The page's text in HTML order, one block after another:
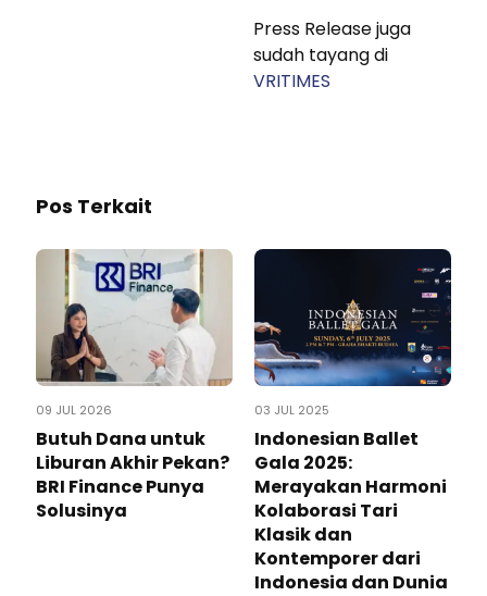
Press Release juga
sudah tayang di
VRITIMES
Pos Terkait
09 JUL 2026
Butuh Dana untuk
Liburan Akhir Pekan?
BRI Finance Punya
Solusinya
03 JUL 2025
Indonesian Ballet
Gala 2025:
Merayakan Harmoni
Kolaborasi Tari
Klasik dan
Kontemporer dari
Indonesia dan Dunia